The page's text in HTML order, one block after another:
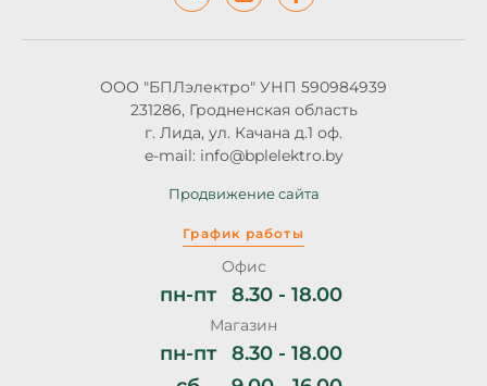
График работы
Офис
пн-пт 8.30 - 18.00
Магазин
пн-пт
8.30 - 18.00
ООО "БПЛэлектро" УНП 590984939
231286, Гродненская область
г. Лида, ул. Качана д.1 оф.
e-mail: info@bplelektro.by
Продвижение сайта